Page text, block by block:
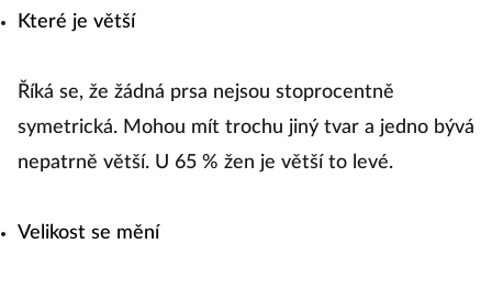
Které je větší
Říká se, že žádná prsa nejsou stoprocentně
symetrická. Mohou mít trochu jiný tvar a jedno bývá
nepatrně větší. U 65 % žen je větší to levé.
Velikost se mění